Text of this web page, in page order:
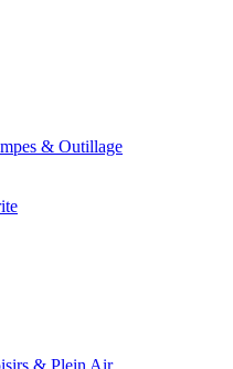
& Outillage
& Plein Air